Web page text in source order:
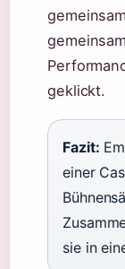
geklickt.
Fazit:
einer
sie in